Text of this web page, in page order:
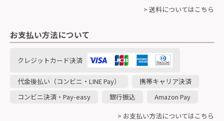
> 送料についてはこちら
お支払い方法について
クレジットカード決済
代金後払い（コンビニ・LINE Pay）
携帯キャリア決済
コンビニ決済・Pay-easy
銀行振込
Amazon Pay
> お支払い方法についてはこちら